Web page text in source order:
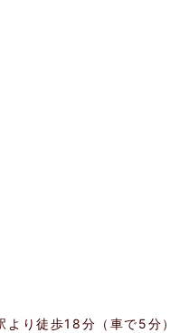
り徒歩18分（車で5分）